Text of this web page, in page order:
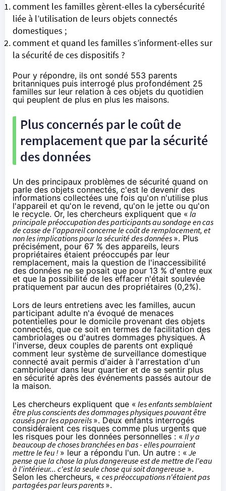
comment les familles gèrent-elles la cybersécurité
liée à l’utilisation de leurs objets connectés
domestiques ;
comment et quand les familles s’informent-elles sur
la sécurité de ces dispositifs ?
Pour y répondre, ils ont sondé 553 parents
britanniques puis interrogé plus profondément 25
familles sur leur relation à ces objets du quotidien
qui peuplent de plus en plus les maisons.
Plus concernés par le coût de
remplacement que par la sécurité
des données
Un des principaux problèmes de sécurité quand on
parle des objets connectés, c'est le devenir des
informations collectées une fois qu'on n'utilise plus
l'appareil et qu'on le revend, qu'on le jette ou qu'on
le recycle. Or, les chercheurs expliquent que « la
principale préoccupation des participants au sondage en cas
de casse de l'appareil concerne le coût de remplacement, et
non les implications pour la sécurité des données ». Plus
précisément, pour 67 % des appareils, leurs
propriétaires étaient préoccupés par leur
remplacement, mais la question de l'inaccessibilité
des données ne se posait que pour 13 % d'entre eux
et que la possibilité de les effacer n'était soulevée
pratiquement par aucun des propriétaires (0,2%).
Lors de leurs entretiens avec les familles, aucun
participant adulte n'a évoqué de menaces
potentielles pour le domicile provenant des objets
connectés, que ce soit en termes de facilitation des
cambriolages ou d'autres dommages physiques. À
l'inverse, deux couples de parents ont expliqué
comment leur système de surveillance domestique
connecté avait permis d'aider à l'arrestation d'un
cambrioleur dans leur quartier et de se sentir plus
en sécurité après des événements passés autour de
la maison.
Les chercheurs expliquent que « les enfants semblaient
être plus conscients des dommages physiques pouvant être
causés par les appareils ». Deux enfants interrogés
considéraient ces risques comme plus urgents que
les risques pour les données personnelles : « Il y a
beaucoup de choses branchées en bas - elles pourraient
mettre le feu ! » leur a répondu l'un. Un autre : « Je
pense que la chose la plus dangereuse est de mettre de l'eau
à l'intérieur... c'est la seule chose qui soit dangereuse ».
Selon les chercheurs, « ces préoccupations n'étaient pas
partagées par leurs parents ».